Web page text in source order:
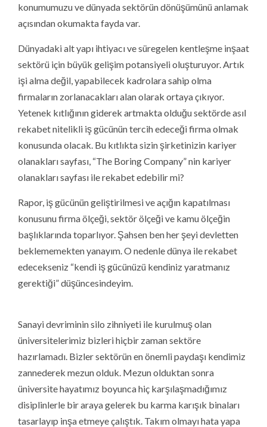
konumumuzu ve dünyada sektörün dönüşümünü anlamak
açısından okumakta fayda var.
Dünyadaki alt yapı ihtiyacı ve süregelen kentleşme inşaat
sektörü için büyük gelişim potansiyeli oluşturuyor. Artık
işi alma değil, yapabilecek kadrolara sahip olma
firmaların zorlanacakları alan olarak ortaya çıkıyor.
Yetenek kıtlığının giderek artmakta olduğu sektörde asıl
rekabet nitelikli iş gücünün tercih edeceği firma olmak
konusunda olacak. Bu kıtlıkta sizin şirketinizin kariyer
olanakları sayfası, “The Boring Company” nin kariyer
olanakları sayfası ile rekabet edebilir mi?
Rapor, iş gücünün geliştirilmesi ve açığın kapatılması
konusunu firma ölçeği, sektör ölçeği ve kamu ölçeğin
başlıklarında toparlıyor. Şahsen ben her şeyi devletten
beklememekten yanayım. O nedenle dünya ile rekabet
edecekseniz “kendi iş gücünüzü kendiniz yaratmanız
gerektiği” düşüncesindeyim.
Sanayi devriminin silo zihniyeti ile kurulmuş olan
üniversitelerimiz bizleri hiçbir zaman sektöre
hazırlamadı. Bizler sektörün en önemli paydaşı kendimiz
zannederek mezun olduk. Mezun olduktan sonra
üniversite hayatımız boyunca hiç karşılaşmadığımız
disiplinlerle bir araya gelerek bu karma karışık binaları
tasarlayıp inşa etmeye çalıştık. Takım olmayı hata yapa